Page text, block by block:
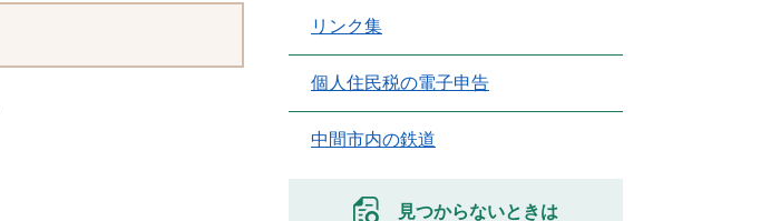
リンク集
個人住民税の電子申告
中間市内の鉄道
見つからないときは